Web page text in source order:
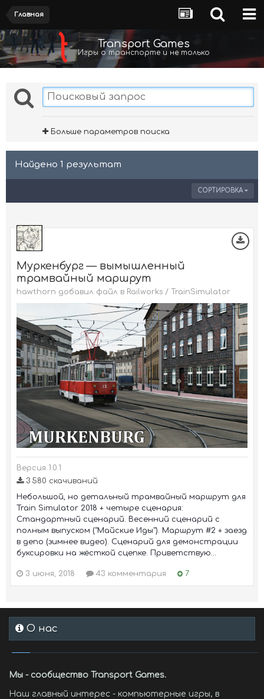
Главная
Transport Games
Игры о транспорте и не только
Больше параметров поиска
Найдено 1 результат
СОРТИРОВКА
Муркенбург — вымышленный
трамвайный маршрут
hawthorn добавил файл в Railworks / TrainSimulator
Версия 1.0.1
3 580 скачиваний
Небольшой, но детальный трамвайный маршрут для
Train Simulator 2018 + четыре сценария:
Стандартный сценарий. Весенний сценарий с
полным выпуском ("Майские Иды"). Маршрут #2 + заезд
в депо (зимнее видео). Сценарий для демонстрации
буксировки на жёсткой сцепке. Приветствую...
3 июня, 2018 43 комментария 7
О нас
Мы - сообщество Transport Games.
Наш главный интерес - компьютерные игры, в